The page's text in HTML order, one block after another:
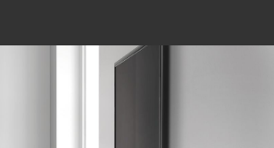
en alle montagemiddelen die je
schittering door de laagstaande